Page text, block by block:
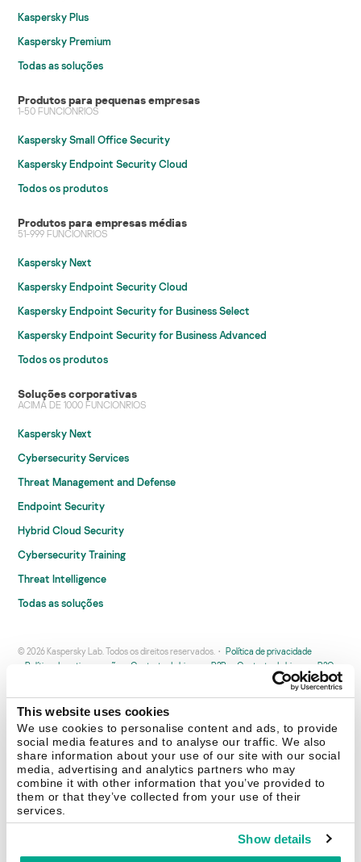
This website uses cookies
We use cookies to personalise content and ads, to provide
social media features and to analyse our traffic. We also
share information about your use of our site with our social
media, advertising and analytics partners who may
combine it with other information that you’ve provided to
them or that they’ve collected from your use of their
services.
Show details
Kaspersky Plus
Kaspersky Premium
Todas as soluções
Produtos para pequenas empresas
1-50 FUNCIONRIOS
Kaspersky Small Office Security
Kaspersky Endpoint Security Cloud
Todos os produtos
Produtos para empresas médias
51-999 FUNCIONRIOS
Kaspersky Next
Kaspersky Endpoint Security Cloud
Kaspersky Endpoint Security for Business Select
Kaspersky Endpoint Security for Business Advanced
Todos os produtos
Soluções corporativas
ACIMA DE 1000 FUNCIONRIOS
Kaspersky Next
Cybersecurity Services
Threat Management and Defense
Endpoint Security
Hybrid Cloud Security
Cybersecurity Training
Threat Intelligence
Todas as soluções
© 2026 Kaspersky Lab. Todos os direitos reservados.
Política de privacidade
Política de anticorrupção
Contrato de Licença B2B
Contrato de Licença B2C
Fale conosco Sobre a Kaspersky Parceiros
Comunicado à imprensa
Securelist Eugene Personal Blog
Brasil